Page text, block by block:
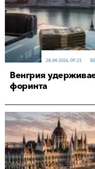
28-04-2026, 09:23
Венгрия
форинта